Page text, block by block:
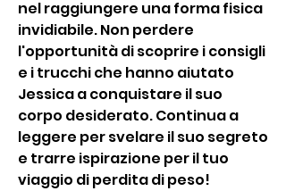
nel raggiungere una forma fisica
invidiabile. Non perdere
l'opportunità di scoprire i consigli
e i trucchi che hanno aiutato
Jessica a conquistare il suo
corpo desiderato. Continua a
leggere per svelare il suo segreto
e trarre ispirazione per il tuo
viaggio di perdita di peso!